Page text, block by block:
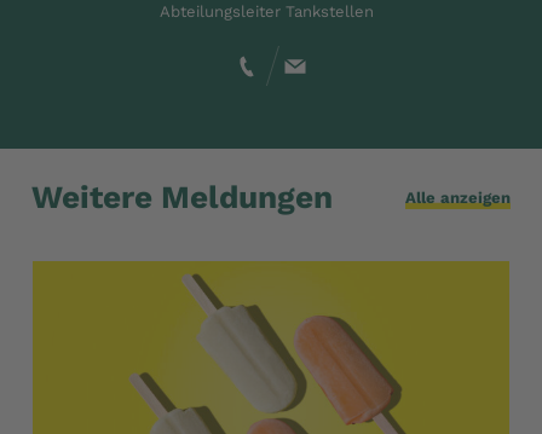
Abteilungsleiter Tankstellen
Weitere Meldungen Alle anzeigen